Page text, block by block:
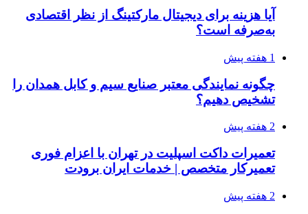
آیا هزینه برای دیجیتال مارکتینگ از نظر اقتصادی
به‌صرفه است؟
1 هفته پیش
چگونه نمایندگی معتبر صنایع سیم و کابل همدان را
تشخیص دهیم؟
2 هفته پیش
تعمیرات داکت اسپلیت در تهران با اعزام فوری
تعمیرکار متخصص | خدمات ایران برودت
2 هفته پیش